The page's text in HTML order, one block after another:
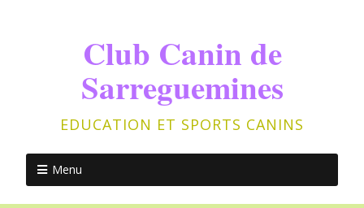
Club Canin de
Sarreguemines
EDUCATION ET SPORTS CANINS
Menu